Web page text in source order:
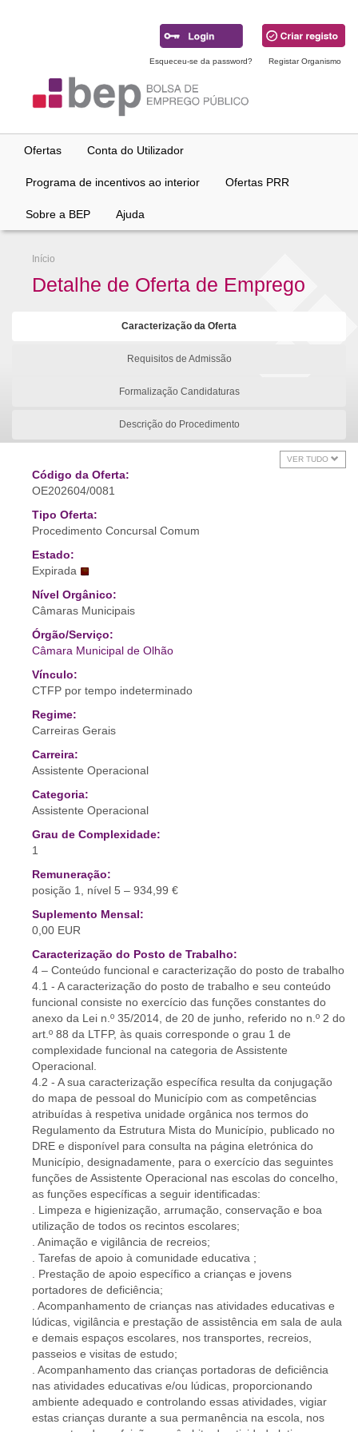
Esqueceu-se da password? Registar Organismo
Ofertas Conta do Utilizador
Programa de incentivos ao interior Ofertas PRR
Sobre a BEP Ajuda
Início
Detalhe de Oferta de Emprego
Caracterização da Oferta
Requisitos de Admissão
Formalização Candidaturas
Descrição do Procedimento
VER TUDO
Código da Oferta:
OE202604/0081
Tipo Oferta:
Procedimento Concursal Comum
Estado:
Expirada
Nível Orgânico:
Câmaras Municipais
Órgão/Serviço:
Câmara Municipal de Olhão
Vínculo:
CTFP por tempo indeterminado
Regime:
Carreiras Gerais
Carreira:
Assistente Operacional
Categoria:
Assistente Operacional
Grau de Complexidade:
1
Remuneração:
posição 1, nível 5 – 934,99 €
Suplemento Mensal:
0,00 EUR
Caracterização do Posto de Trabalho:
4 – Conteúdo funcional e caracterização do posto de trabalho
4.1 - A caracterização do posto de trabalho e seu conteúdo
funcional consiste no exercício das funções constantes do
anexo da Lei n.º 35/2014, de 20 de junho, referido no n.º 2 do
art.º 88 da LTFP, às quais corresponde o grau 1 de
complexidade funcional na categoria de Assistente
Operacional.
4.2 - A sua caracterização específica resulta da conjugação
do mapa de pessoal do Município com as competências
atribuídas à respetiva unidade orgânica nos termos do
Regulamento da Estrutura Mista do Município, publicado no
DRE e disponível para consulta na página eletrónica do
Município, designadamente, para o exercício das seguintes
funções de Assistente Operacional nas escolas do concelho,
as funções específicas a seguir identificadas:
. Limpeza e higienização, arrumação, conservação e boa
utilização de todos os recintos escolares;
. Animação e vigilância de recreios;
. Tarefas de apoio à comunidade educativa ;
. Prestação de apoio específico a crianças e jovens
portadores de deficiência;
. Acompanhamento de crianças nas atividades educativas e
lúdicas, vigilância e prestação de assistência em sala de aula
e demais espaços escolares, nos transportes, recreios,
passeios e visitas de estudo;
. Acompanhamento das crianças portadoras de deficiência
nas atividades educativas e/ou lúdicas, proporcionando
ambiente adequado e controlando essas atividades, vigiar
estas crianças durante a sua permanência na escola, nos